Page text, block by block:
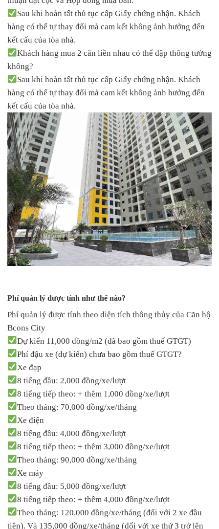
Sau khi hoàn tất thủ tục cấp Giấy chứng nhận. Khách
hàng có thể tự thay đổi mà cam kết không ảnh hưởng đến
kết cấu của tòa nhà.
Khách hàng mua 2 căn liền nhau có thể đập thông tường
không?
Sau khi hoàn tất thủ tục cấp Giấy chứng nhận. Khách
hàng có thể tự thay đổi mà cam kết không ảnh hưởng đến
kết cấu của tòa nhà.
Phí quản lý được tính như thế nào?
Phí quản lý được tính theo diện tích thông thủy của Căn hộ
Bcons City
Dự kiến 11,000 đồng/m2 (đã bao gồm thuế GTGT)
Phí đậu xe (dự kiến) chưa bao gồm thuế GTGT?
Xe đạp
8 tiếng đầu: 2,000 đồng/xe/lượt
8 tiếng tiếp theo: + thêm 1,000 đồng/xe/lượt
Theo tháng: 70,000 đồng/xe/tháng
Xe điện
8 tiếng đầu: 4,000 đồng/xe/lượt
8 tiếng tiếp theo: + thêm 3,000 đồng/xe/lượt
Theo tháng: 90,000 đồng/xe/tháng
Xe máy
8 tiếng đầu: 5,000 đồng/xe/lượt
8 tiếng tiếp theo: + thêm 4,000 đồng/xe/lượt
Theo tháng: 120,000 đồng/xe/tháng (đối với 2 xe đầu
tiên). Và 135,000 đồng/xe/tháng (đối với xe thứ 3 trở lên